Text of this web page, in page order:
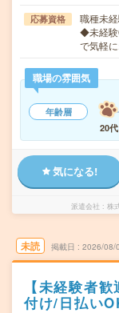
応募資格
職種未
◆未経験
で気軽
職場の雰囲気
年齢層
20代
気になる!
派遣会社 株
未読 掲載日 2026/08/
【未経験者
付け/日払い